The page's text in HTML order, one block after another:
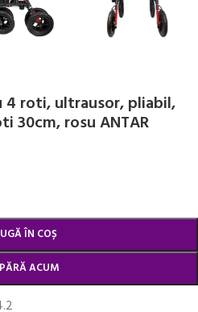
4 roti, ultrausor, pliabil,
30cm, rosu ANTAR
ÎN COȘ
ACUM